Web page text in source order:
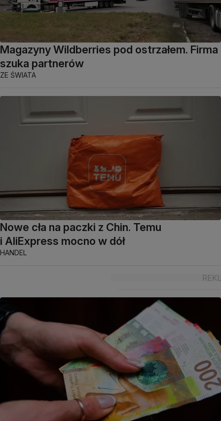
Magazyny Wildberries pod ostrzałem. Firma
szuka partnerów
ZE ŚWIATA
Nowe cła na paczki z Chin. Temu
i AliExpress mocno w dół
HANDEL